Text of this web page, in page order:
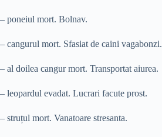
– poneiul mort. Bolnav.
– cangurul mort. Sfasiat de caini vagabonzi.
– al doilea cangur mort. Transportat aiurea.
– leopardul evadat. Lucrari facute prost.
– struțul mort. Vanatoare stresanta.